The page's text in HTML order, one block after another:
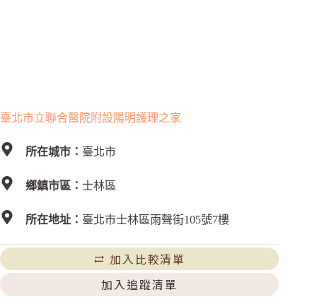
臺北市立聯合醫院附設陽明護理之家
所在城市： 臺北市
鄉鎮市區： 士林區
所在地址： 臺北市士林區雨聲街105號7樓
加入比較清單
加入追蹤清單